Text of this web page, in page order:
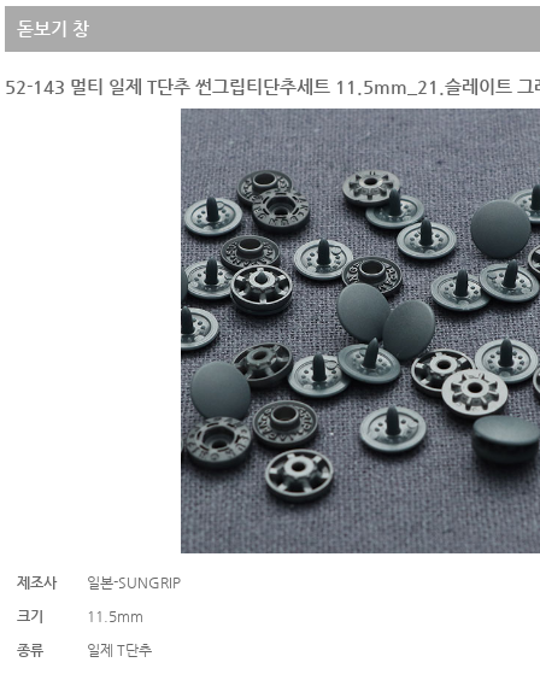
돋보기 창
52-143 멀티 일제 T단추 썬그립티단추세트 11.5mm_21.슬레이트 그
제조사
일본-SUNGRIP
크기
11.5mm
종류
일제 T단추